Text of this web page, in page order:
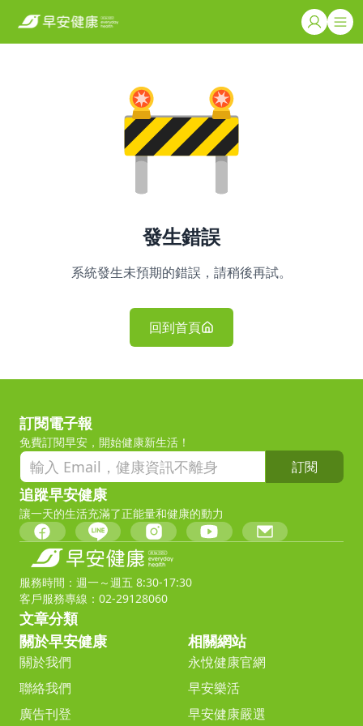
發生錯誤
系統發生未預期的錯誤，請稍後再試。
回到首頁
訂閱電子報
免費訂閱早安，開始健康新生活！
訂閱
追蹤早安健康
讓一天的生活充滿了正能量和健康的動力
服務時間：週一～週五 8:30-17:30
客戶服務專線：02-29128060
文章分類
關於早安健康
關於我們
聯絡我們
廣告刊登
相關網站
永悅健康官網
早安樂活
早安健康嚴選